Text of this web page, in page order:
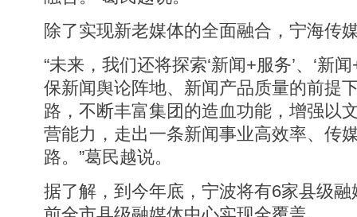
除了实现新老媒体的全面融合，宁海传
“未来，我们还将探索‘新闻+服务’、‘新
保新闻舆论阵地、新闻产品质量的前提
路，不断丰富集团的造血功能，增强以
营能力，走出一条新闻事业高效率、传
路。”葛民越说。
据了解，到今年底，宁波将有6家县级